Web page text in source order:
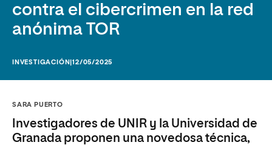
contra el cibercrimen en la red
anónima TOR
INVESTIGACIÓN |12/05/2025
SARA PUERTO
Investigadores de UNIR y la Universidad de
Granada proponen una novedosa técnica,